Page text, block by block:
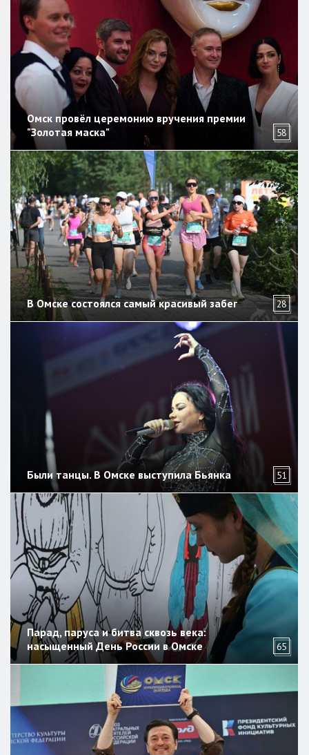
Омск провёл церемонию вручения премии
"Золотая маска"
58
В Омске состоялся самый красивый забег 28
Были танцы. В Омске выступила Бьянка 51
Парад, паруса и битва сквозь века:
насыщенный День России в Омске
65